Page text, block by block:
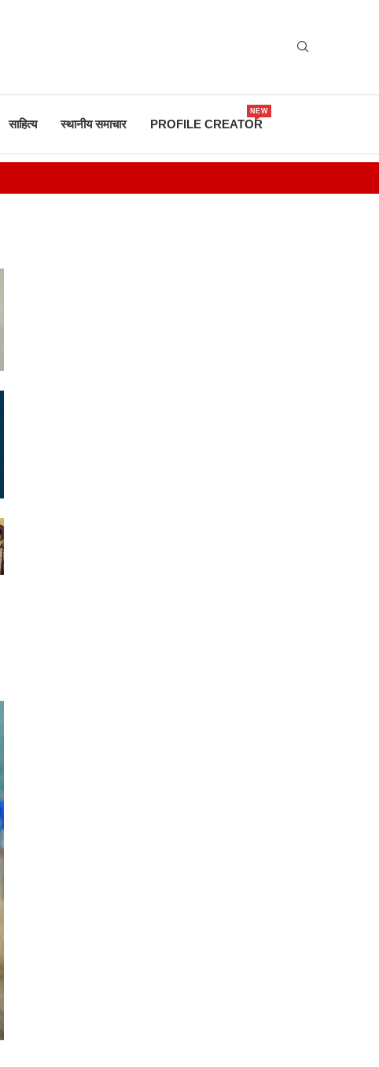
साहित्य स्थानीय समाचार PROFILE CREATOR
NEW